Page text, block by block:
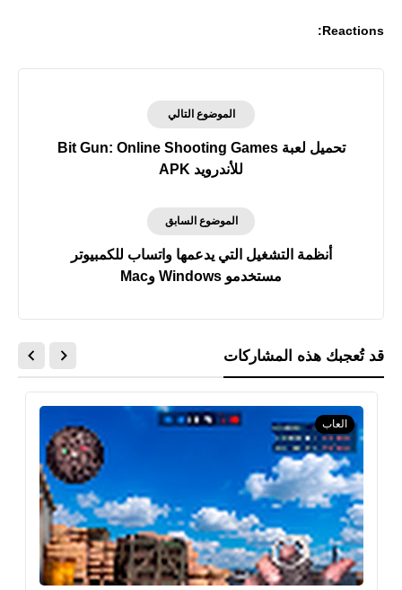
Reactions:
الموضوع التالي
تحميل لعبة Bit Gun: Online Shooting Games
للأندرويد APK
الموضوع السابق
أنظمة التشغيل التي يدعمها واتساب للكمبيوتر
مستخدمو Windows وMac
قد تُعجبك هذه المشاركات
العاب